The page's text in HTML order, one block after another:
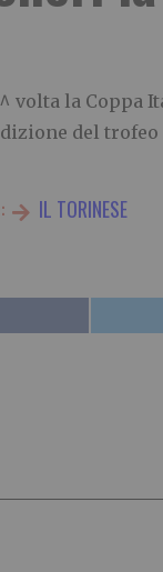
volta la
del
IL TORINESE